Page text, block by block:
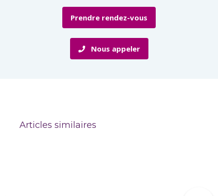
Prendre rendez-vous
Nous appeler
Articles similaires